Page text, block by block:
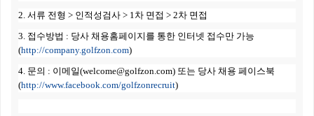
2. 서류 전형 > 인적성검사 > 1차 면접 > 2차 면접
3. 접수방법 : 당사 채용홈페이지를 통한 인터넷 접수만 가능
(http://company.golfzon.com)
4. 문의 : 이메일(welcome@golfzon.com) 또는 당사 채용 페이스북
(http://www.facebook.com/golfzonrecruit)